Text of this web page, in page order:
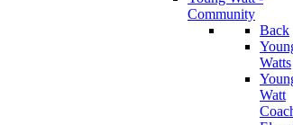
Community
Back
Watts
Watt